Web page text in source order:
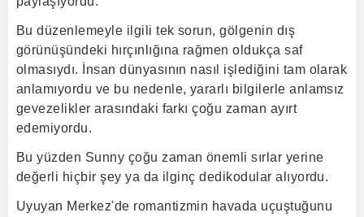
Bu düzenlemeyle ilgili tek sorun, gölgenin dış
görünüşündeki hırçınlığına rağmen oldukça saf
olmasıydı. İnsan dünyasının nasıl işlediğini tam olarak
anlamıyordu ve bu nedenle, yararlı bilgilerle anlamsız
gevezelikler arasındaki farkı çoğu zaman ayırt
edemiyordu.
Bu yüzden Sunny çoğu zaman önemli sırlar yerine
değerli hiçbir şey ya da ilginç dedikodular alıyordu.
Uyuyan Merkez'de romantizmin havada uçuştuğunu